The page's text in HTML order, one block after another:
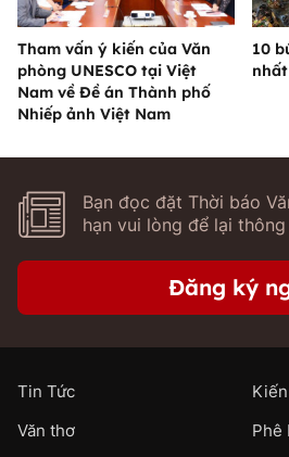
Tham vấn ý kiến của Văn
phòng UNESCO tại Việt
Nam về Đề án Thành phố
Nhiếp ảnh Việt Nam
10
Bạn đọc đặt Thời báo
hạn vui lòng để lại
Đăng ký
Tin Tức
Văn thơ
Phê